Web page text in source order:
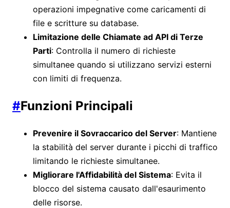
operazioni impegnative come caricamenti di
file e scritture su database.
Limitazione delle Chiamate ad API di Terze
Parti: Controlla il numero di richieste
simultanee quando si utilizzano servizi esterni
con limiti di frequenza.
#Funzioni Principali
Prevenire il Sovraccarico del Server: Mantiene
la stabilità del server durante i picchi di traffico
limitando le richieste simultanee.
Migliorare l'Affidabilità del Sistema: Evita il
blocco del sistema causato dall'esaurimento
delle risorse.